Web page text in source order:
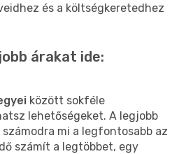
és a költségkeretedhez
árakat ide:
között sokféle
lehetőségeket. A legjobb
mi a legfontosabb az
számít a legtöbbet, egy